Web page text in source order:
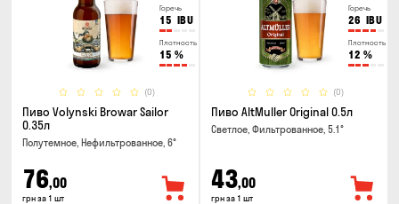
Горечь
15 IBU
Плотность
15 %
(0)
Пиво Volynski Browar Sailor
0.35л
Полутемное, Нефильтрованное, 6°
76,00
грн за 1 шт
Горечь
26 IBU
Плотность
12 %
(0)
Пиво AltMuller Original 0.5л
Светлое, Фильтрованное, 5.1°
43,00
грн за 1 шт